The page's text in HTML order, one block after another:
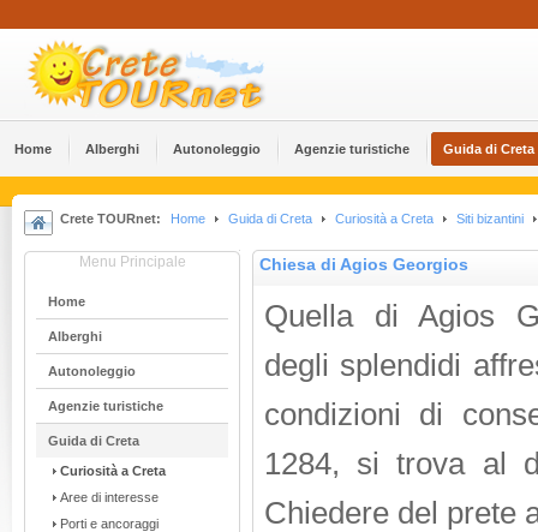
Home Alberghi Αutonoleggio Agenzie turistiche Guida di Creta
Crete TOURnet: Home Guida di Creta Curiosità a Creta Siti bizantini
Menu Principale
Home
Alberghi
Αutonoleggio
Agenzie turistiche
Guida di Creta
Curiosità a Creta
Aree di interesse
Porti e ancoraggi
Chiesa di Agios Georgios
Quella di Agios
degli splendidi
condizioni di
1284, si trova al
Chiedere del prete